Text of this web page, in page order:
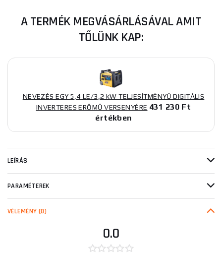
A TERMÉK MEGVÁSÁRLÁSÁVAL AMIT
TŐLÜNK KAP:
NEVEZÉS EGY 5,4 LE/3,2 kW TELJESÍTMÉNYŰ DIGITÁLIS
INVERTERES ERŐMŰ VERSENYÉRE 431 230 Ft
értékben
LEÍRÁS
PARAMÉTEREK
VÉLEMÉNY (0)
0.0